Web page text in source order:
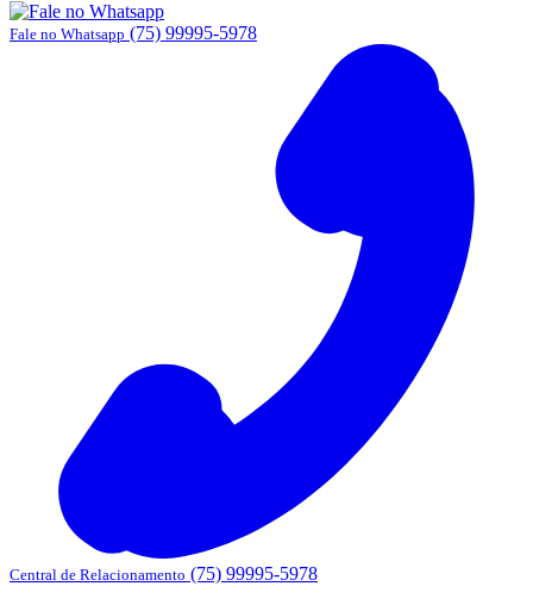
Fale no Whatsapp (75) 99995-5978
Central de Relacionamento (75) 99995-5978